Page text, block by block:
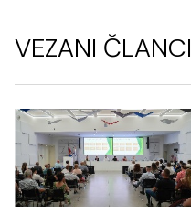
VEZANI ČLANCI